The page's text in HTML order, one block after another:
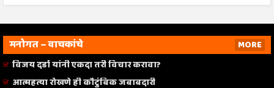
मनोगत – वाचकांचे
MORE
विजय दर्डा यांनी एकदा तरी विचार करावा?
आत्महत्या रोखणे ही कौटुंबिक जबाबदारी